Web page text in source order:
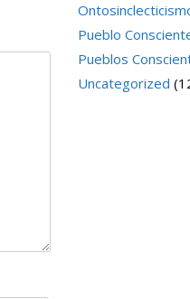
Pueblo
Pueblos
Uncategorized